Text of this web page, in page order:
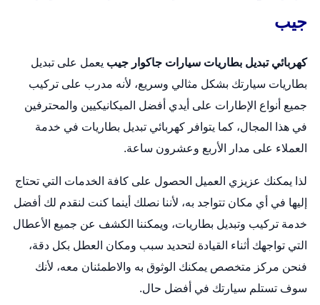
جيب
كهربائي تبديل بطاريات سيارات جاكوار جيب يعمل على تبديل
بطاريات سيارتك بشكل مثالي وسريع، لأنه مدرب على تركيب
جميع أنواع الإطارات على أيدي أفضل الميكانيكيين والمحترفين
في هذا المجال، كما يتوافر كهربائي تبديل بطاريات في خدمة
العملاء على مدار الأربع وعشرون ساعة.
لذا يمكنك عزيزي العميل الحصول على كافة الخدمات التي تحتاج
إليها في أي مكان تتواجد به، لأننا نصلك أينما كنت لنقدم لك أفضل
خدمة تركيب وتبديل بطاريات، ويمكننا الكشف عن جميع الأعطال
التي تواجهك أثناء القيادة لتحديد سبب ومكان العطل بكل دقة،
فنحن مركز متخصص يمكنك الوثوق به والاطمئنان معه، لأنك
سوف تستلم سيارتك في أفضل حال.